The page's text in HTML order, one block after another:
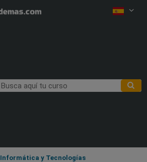
Informática y Tecnologías